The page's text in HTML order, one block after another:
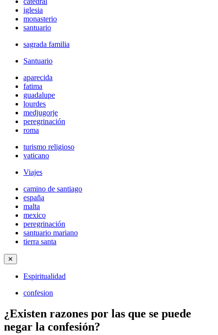
iglesia
monasterio
santuario
sagrada familia
Santuario
aparecida
fatima
guadalupe
lourdes
medjugorje
peregrinación
roma
turismo religioso
vaticano
Viajes
camino de santiago
españa
malta
mexico
peregrinación
santuario mariano
tierra santa
✕
Espiritualidad
confesion
¿Existen razones por las que se puede
negar la confesión?